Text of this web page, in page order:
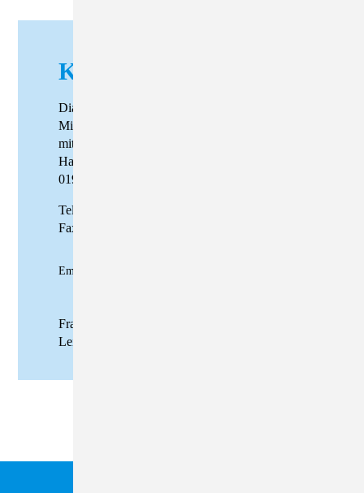
KONTAKTDATEN
Diakonisches Werk Kamenz e.V.
Missionshof Lieske – Wohnen für Menschen
mit geistiger Behinderung
Hauptstraße 30, OT Lieske
01920 Oßling
Tel: 035792 / 571 – 0
Fax: 035792 / 571 - 12
Email:
Frau Jeannette Landgraf
Leiterin Bereich Wohnen